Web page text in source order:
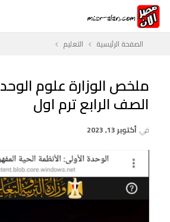
الصفحة الرئيسية التعليم
ملخص الوزارة علوم
الصف الرابع ترم اول
في أكتوبر 13, 2023